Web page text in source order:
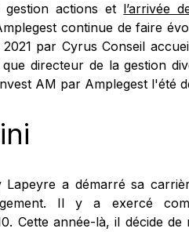
actions et l’arrivée
continue de faire
par Cyrus Conseil
directeur de la gestion
AM par Amplegest l'été
Lapeyre a démarré sa
Il y a exercé
Cette année-là, il décide